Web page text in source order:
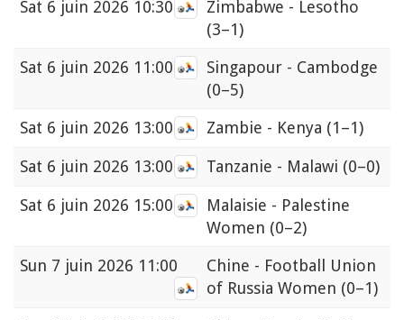
Sat 6 juin 2026 10:30
Zimbabwe - Lesotho
(3–1)
Sat 6 juin 2026 11:00
Singapour - Cambodge
(0–5)
Sat 6 juin 2026 13:00 Zambie - Kenya (1–1)
Sat 6 juin 2026 13:00 Tanzanie - Malawi (0–0)
Sat 6 juin 2026 15:00
Malaisie - Palestine
Women (0–2)
Sun 7 juin 2026 11:00
Chine - Football Union
of Russia Women (0–1)